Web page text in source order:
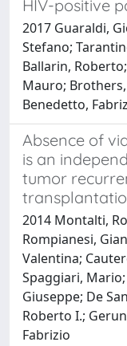
HIV-positive
2017 Guaraldi,
Stefano;
Ballarin,
Mauro;
Benedetto,
Absence of
is an
tumor
2014 Montalti,
Rompianesi,
Valentina;
Spaggiari, Mario;
Giuseppe; De
Roberto I.;
Fabrizio